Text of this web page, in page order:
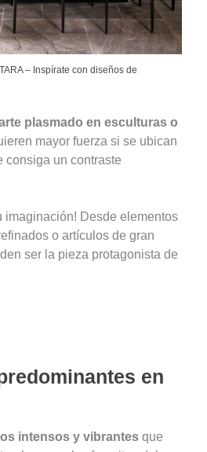
– Inspírate con diseños de
plasmado en esculturas o
mayor fuerza si se ubican
consiga un contraste
imaginación! Desde elementos
o artículos de gran
ser la pieza protagonista de
en
intensos y vibrantesque